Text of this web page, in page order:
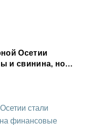
Осетии
и свинина, но